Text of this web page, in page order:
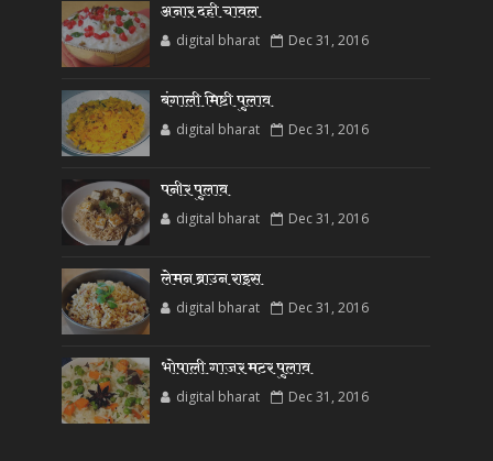
अनार दही चावल
digital bharat Dec 31, 2016
बंगाली मिष्टी पुलाव
digital bharat Dec 31, 2016
पनीर पुलाव
digital bharat Dec 31, 2016
लेमन ब्राउन राइस
digital bharat Dec 31, 2016
भोपाली गाजर मटर पुलाव
digital bharat Dec 31, 2016